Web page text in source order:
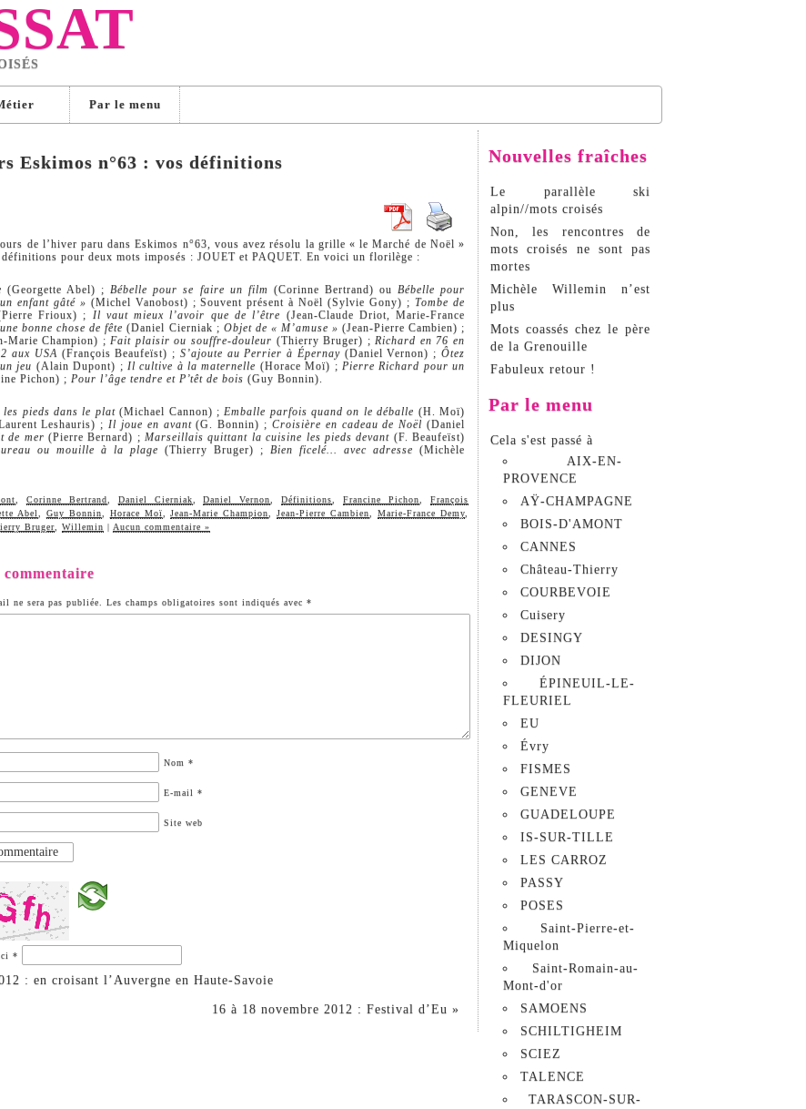
Par le menu
Eskimos n°63 : vos définitions
de l’hiver paru dans Eskimos n°63, vous avez résolu la grille « le Marché de Noël »
définitions pour deux mots imposés : JOUET et PAQUET. En voici un florilège :
(Georgette Abel) ;Bébelle pour se faire un film (Corinne Bertrand) ou Bébelle pour
enfant gâté » (Michel Vanobost) ; Souvent présent à Noël (Sylvie Gony) ;Tombe de
Frioux) ; Il vaut mieux l’avoir que de l’être (Jean-Claude Driot, Marie-France
bonne chose de fête (Daniel Cierniak ; Objet de « M’amuse » (Jean-Pierre Cambien) ;
Marie Champion) ;Fait plaisir ou souffre-douleur (Thierry Bruger) ;Richard en 76 en
aux USA(François Beaufeïst) ; S’ajoute au Perrier à Épernay(Daniel Vernon) ;Ôtez
jeu (Alain Dupont) ; Il cultive à la maternelle (Horace Moï) ; Pierre Richard pour un
Pichon) ; Pour l’âge tendre et P’têt de bois (Guy Bonnin).
les pieds dans le plat(Michael Cannon) ;Emballe parfois quand on le déballe (H. Moï)
Leshauris) ;Il joue en avant(G. Bonnin) ; Croisière en cadeau de Noël (Daniel
de mer (Pierre Bernard) ; Marseillais quittant la cuisine les pieds devant (F. Beaufeïst)
ou mouille à la plage (Thierry Bruger) ; Bien ficelé… avec adresse (Michèle
Corinne Bertrand Daniel Cierniak ,Daniel Vernon ,Définitions ,Francine Pichon ,François
Abel Guy Bonnin Horace Moï ,Jean-Marie Champion ,Jean-Pierre Cambien ,Marie-France Demy
Bruger Willemin | Aucun commentaire »
ne sera pas publiée. Les champs obligatoires sont indiqués avec *
Nom *
E-mail *
Site web
*
: en croisant l’Auvergne en Haute-Savoie
16 à 18 novembre 2012 : Festival d’Eu »
Nouvelles fraîches
Le parallèle ski
alpin//mots croisés
Non, les rencontres de
mots croisés ne sont pas
mortes
Michèle Willemin n’est
plus
Mots coassés chez le père
de la Grenouille
Fabuleux retour !
Par le menu
Cela s'est passé à
AIX-EN-
PROVENCE
AŸ-CHAMPAGNE
BOIS-D'AMONT
CANNES
Château-Thierry
COURBEVOIE
Cuisery
DESINGY
DIJON
ÉPINEUIL-LE-
FLEURIEL
EU
Évry
FISMES
GENEVE
GUADELOUPE
IS-SUR-TILLE
LES CARROZ
PASSY
POSES
Saint-Pierre-et-
Miquelon
Saint-Romain-au-
Mont-d'or
SAMOENS
SCHILTIGHEIM
SCIEZ
TALENCE
TARASCON-SUR-